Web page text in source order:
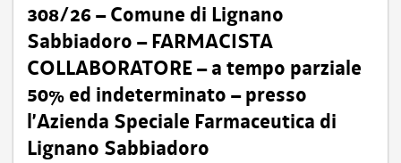
308/26 – Comune di Lignano
Sabbiadoro – FARMACISTA
COLLABORATORE – a tempo parziale
50% ed indeterminato – presso
l’Azienda Speciale Farmaceutica di
Lignano Sabbiadoro